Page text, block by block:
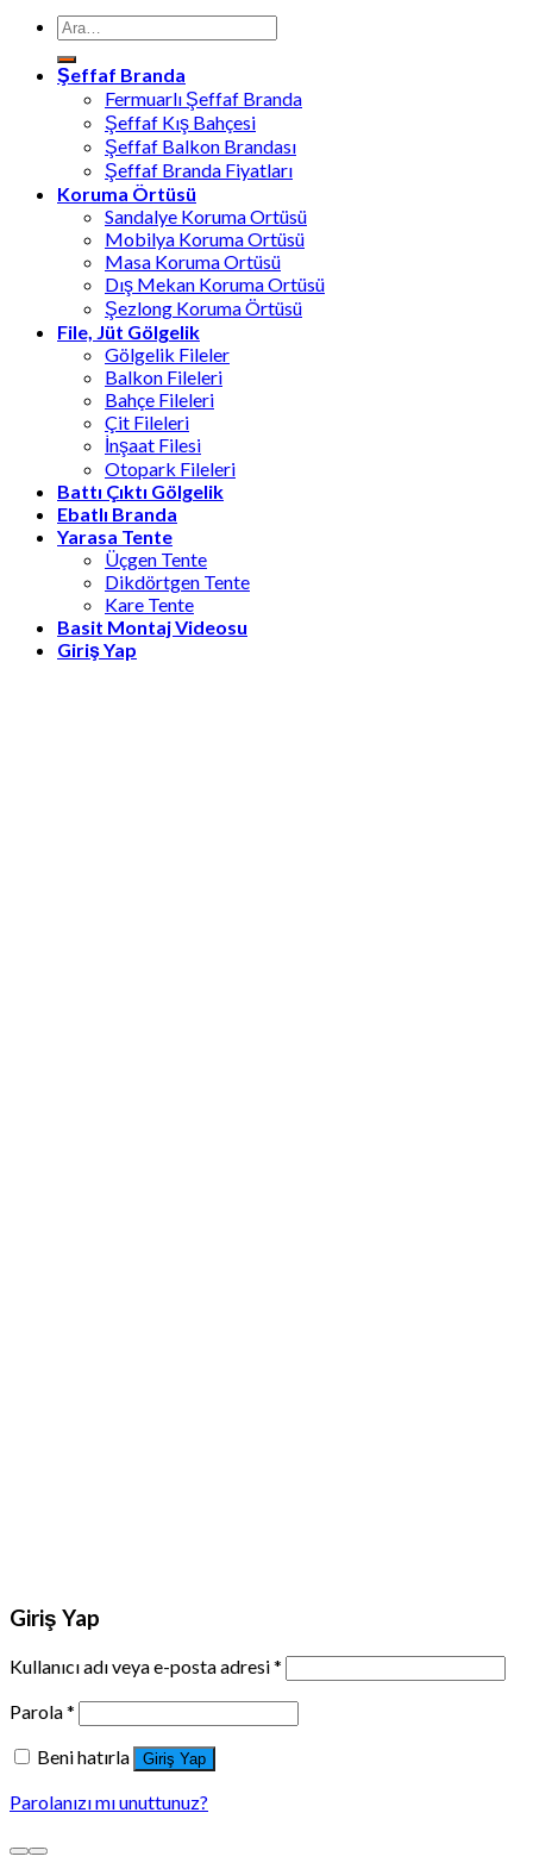
Ara:
Şeffaf Branda
Fermuarlı Şeffaf Branda
Şeffaf Kış Bahçesi
Şeffaf Balkon Brandası
Şeffaf Branda Fiyatları
Koruma Örtüsü
Sandalye Koruma Ortüsü
Mobilya Koruma Ortüsü
Masa Koruma Ortüsü
Dış Mekan Koruma Ortüsü
Şezlong Koruma Örtüsü
File, Jüt Gölgelik
Gölgelik Fileler
Balkon Fileleri
Bahçe Fileleri
Çit Fileleri
İnşaat Filesi
Otopark Fileleri
Battı Çıktı Gölgelik
Ebatlı Branda
Yarasa Tente
Üçgen Tente
Dikdörtgen Tente
Kare Tente
Basit Montaj Videosu
Giriş Yap
Giriş Yap
Kullanıcı adı veya e-posta adresi*
Parola*
Beni hatırla
Giriş Yap
Parolanızı mı unuttunuz?